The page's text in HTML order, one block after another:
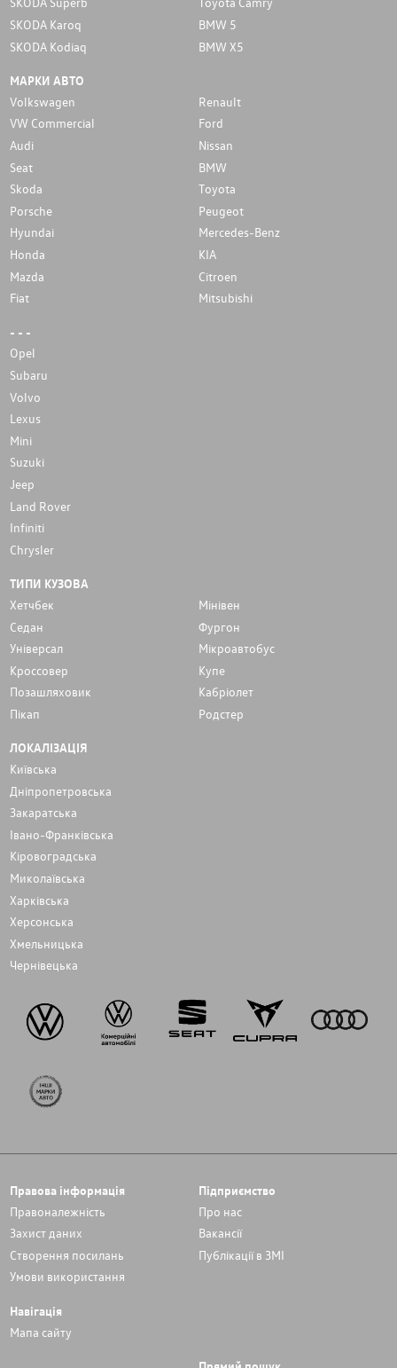
SKODA Karoq
SKODA Kodiaq
BMW 5
BMW X5
МАРКИ АВТО
Volkswagen
Renault
VW Commercial
Ford
Audi
Nissan
Seat
BMW
Skoda
Toyota
Porsche
Peugeot
Hyundai
Mercedes-Benz
Honda
KIA
Mazda
Citroen
Fiat
Mitsubishi
- - -
Opel
Subaru
Volvo
Lexus
Mini
Suzuki
Jeep
Land Rover
Infiniti
Chrysler
ТИПИ КУЗОВА
Хетчбек
Мінівен
Седан
Фургон
Унiверсал
Мікроавтобус
Кроссовер
Купе
Позашляховик
Кабріолет
Пікап
Родстер
ЛОКАЛІЗАЦІЯ
Київська
Дніпропетровська
Закаратська
Івано-Франківська
Кіровоградська
Миколаївська
Харківська
Херсонська
Хмельницька
Чернівецька
Правова інформація
Правоналежність
Захист даних
Cтворення посилань
Умови використання
Підприємство
Про нас
Вакансії
Публікації в ЗМІ
Навігація
Мапа сайту